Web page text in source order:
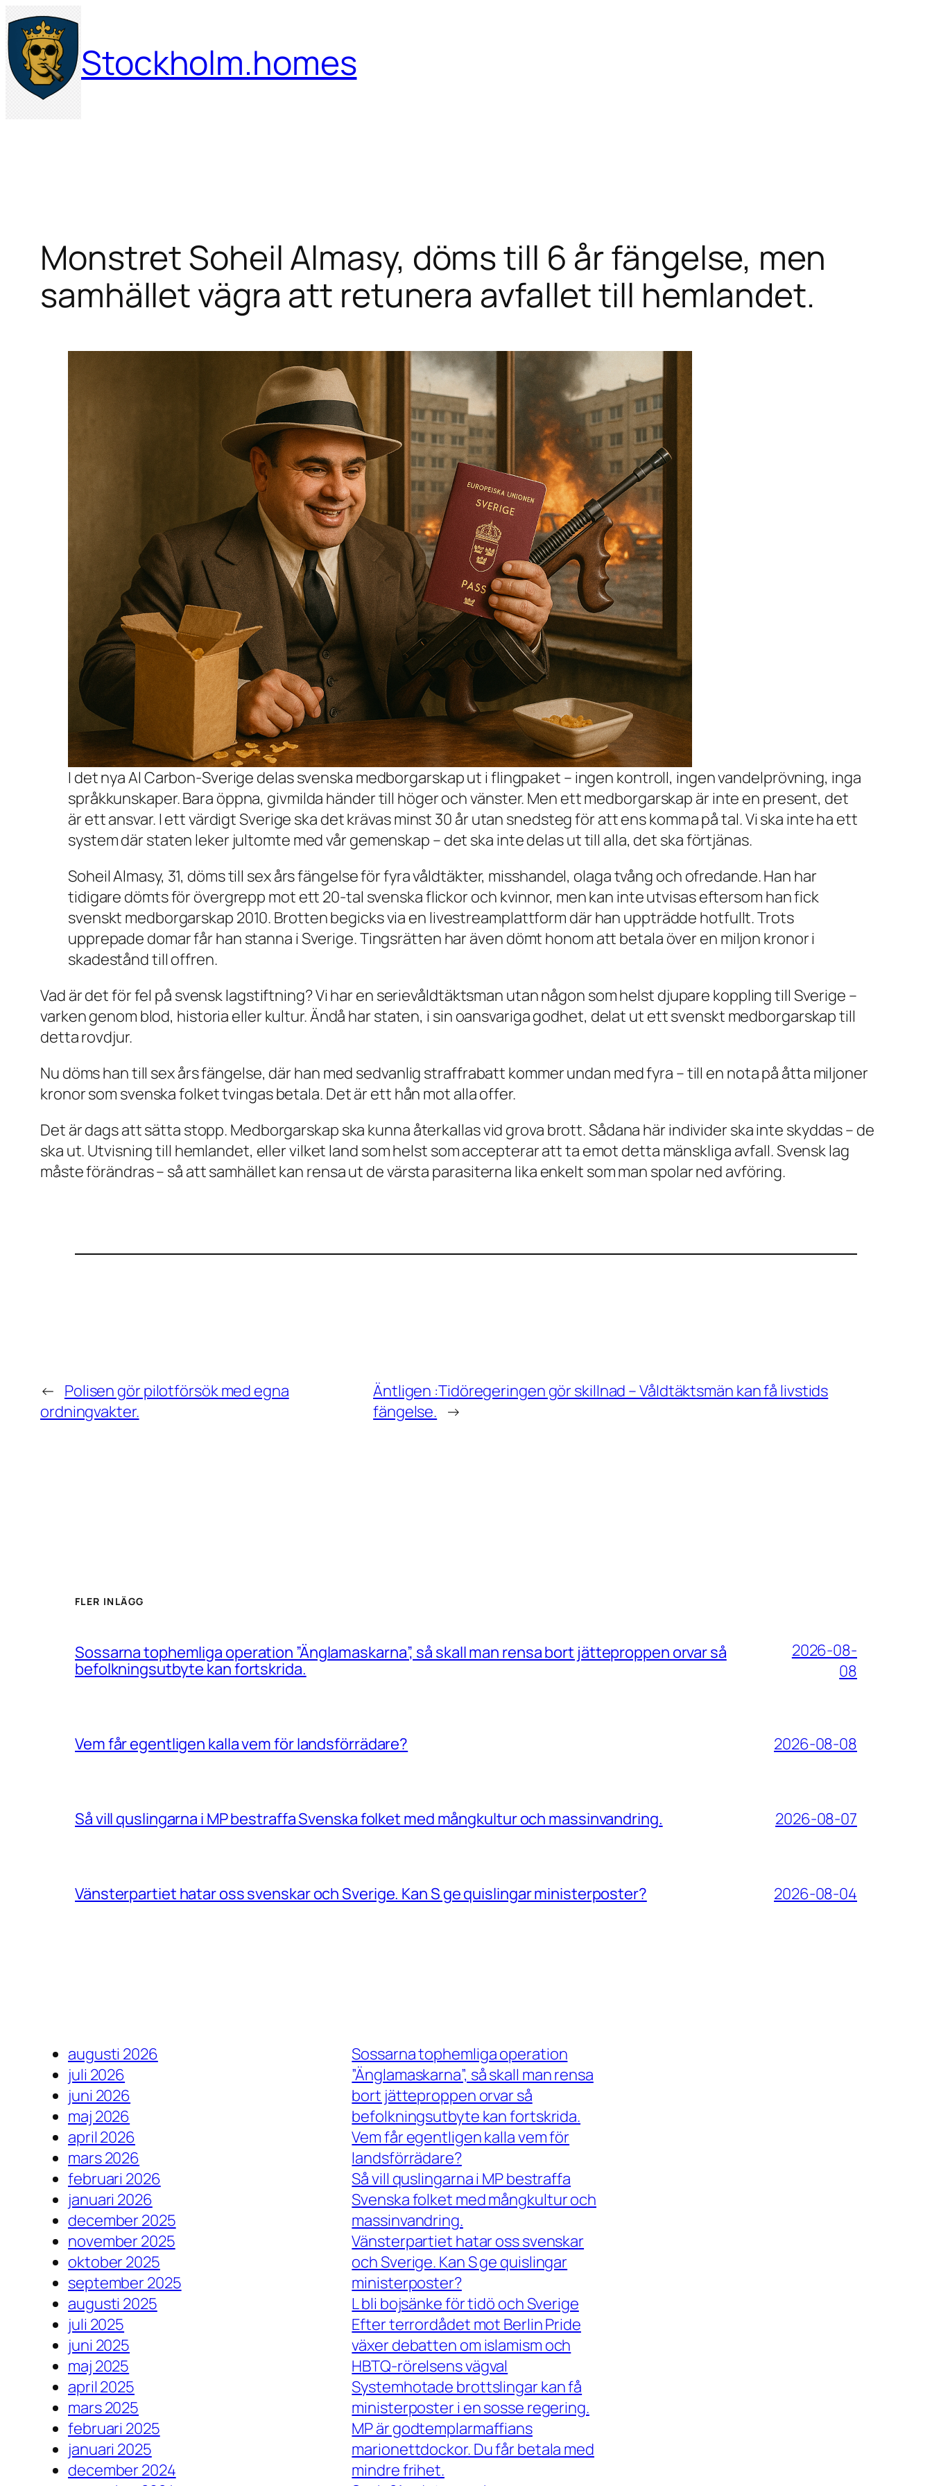
Hoppa
till
innehåll
Stockholm.homes
Monstret Soheil Almasy, döms till 6 år fängelse, men
samhället vägra att retunera avfallet till hemlandet.
I det nya Al Carbon-Sverige delas svenska medborgarskap ut i flingpaket – ingen kontroll, ingen vandelprövning, inga
språkkunskaper. Bara öppna, givmilda händer till höger och vänster. Men ett medborgarskap är inte en present, det
är ett ansvar. I ett värdigt Sverige ska det krävas minst 30 år utan snedsteg för att ens komma på tal. Vi ska inte ha ett
system där staten leker jultomte med vår gemenskap – det ska inte delas ut till alla, det ska förtjänas.
Soheil Almasy, 31, döms till sex års fängelse för fyra våldtäkter, misshandel, olaga tvång och ofredande. Han har
tidigare dömts för övergrepp mot ett 20-tal svenska flickor och kvinnor, men kan inte utvisas eftersom han fick
svenskt medborgarskap 2010. Brotten begicks via en livestreamplattform där han uppträdde hotfullt. Trots
upprepade domar får han stanna i Sverige. Tingsrätten har även dömt honom att betala över en miljon kronor i
skadestånd till offren.
Vad är det för fel på svensk lagstiftning? Vi har en serievåldtäktsman utan någon som helst djupare koppling till Sverige –
varken genom blod, historia eller kultur. Ändå har staten, i sin oansvariga godhet, delat ut ett svenskt medborgarskap till
detta rovdjur.
Nu döms han till sex års fängelse, där han med sedvanlig straffrabatt kommer undan med fyra – till en nota på åtta miljoner
kronor som svenska folket tvingas betala. Det är ett hån mot alla offer.
Det är dags att sätta stopp. Medborgarskap ska kunna återkallas vid grova brott. Sådana här individer ska inte skyddas – de
ska ut. Utvisning till hemlandet, eller vilket land som helst som accepterar att ta emot detta mänskliga avfall. Svensk lag
måste förändras – så att samhället kan rensa ut de värsta parasiterna lika enkelt som man spolar ned avföring.
← Polisen gör pilotförsök med egna
ordningvakter.
Äntligen :Tidöregeringen gör skillnad – Våldtäktsmän kan få livstids
fängelse. →
FLER INLÄGG
Sossarna tophemliga operation ”Änglamaskarna”, så skall man rensa bort jätteproppen orvar så
befolkningsutbyte kan fortskrida.
2026-08-
08
Vem får egentligen kalla vem för landsförrädare? 2026-08-08
Så vill quslingarna i MP bestraffa Svenska folket med mångkultur och massinvandring. 2026-08-07
Vänsterpartiet hatar oss svenskar och Sverige. Kan S ge quislingar ministerposter? 2026-08-04
augusti 2026
juli 2026
juni 2026
maj 2026
april 2026
mars 2026
februari 2026
januari 2026
december 2025
november 2025
oktober 2025
september 2025
augusti 2025
juli 2025
juni 2025
maj 2025
april 2025
mars 2025
februari 2025
januari 2025
december 2024
Sossarna tophemliga operation
”Änglamaskarna”, så skall man rensa
bort jätteproppen orvar så
befolkningsutbyte kan fortskrida.
Vem får egentligen kalla vem för
landsförrädare?
Så vill quslingarna i MP bestraffa
Svenska folket med mångkultur och
massinvandring.
Vänsterpartiet hatar oss svenskar
och Sverige. Kan S ge quislingar
ministerposter?
L bli bojsänke för tidö och Sverige
Efter terrordådet mot Berlin Pride
växer debatten om islamism och
HBTQ-rörelsens vägval
Systemhotade brottslingar kan få
ministerposter i en sosse regering.
MP är godtemplarmaffians
marionettdockor. Du får betala med
mindre frihet.